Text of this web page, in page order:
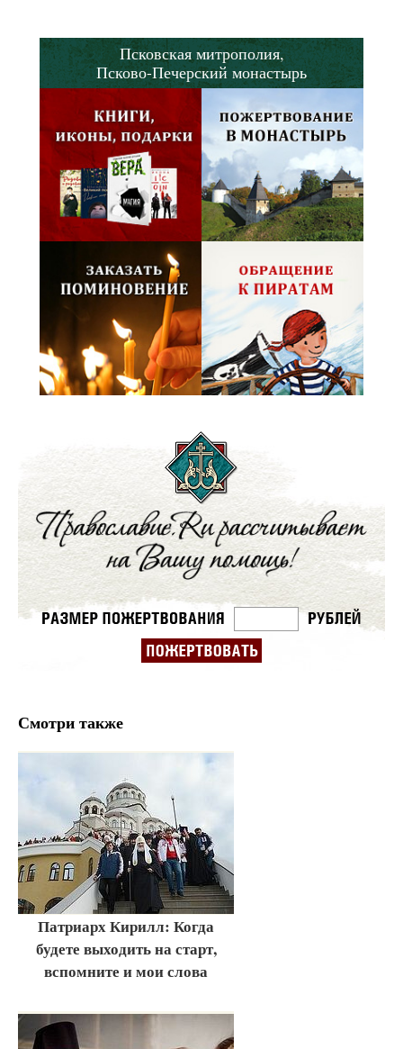
Псковская митрополия,
Псково-Печерский монастырь
Смотри также
Патриарх Кирилл: Когда
будете выходить на старт,
вспомните и мои слова